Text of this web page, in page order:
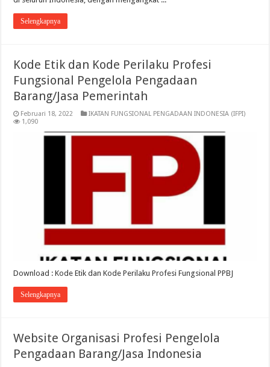
Selengkapnya
Kode Etik dan Kode Perilaku Profesi
Fungsional Pengelola Pengadaan
Barang/Jasa Pemerintah
Februari 18, 2022
IKATAN FUNGSIONAL PENGADAAN INDONESIA (IFPI)
1,090
Download : Kode Etik dan Kode Perilaku Profesi Fungsional PPBJ
Selengkapnya
Website Organisasi Profesi Pengelola
Pengadaan Barang/Jasa Indonesia